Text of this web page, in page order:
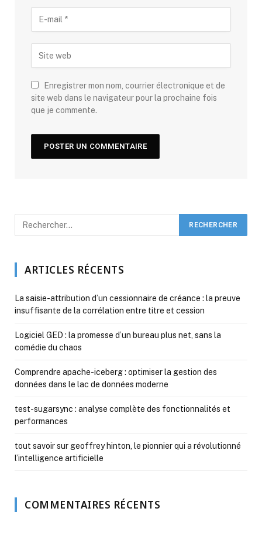
Enregistrer mon nom, courrier électronique et de
site web dans le navigateur pour la prochaine fois
que je commente.
ARTICLES RÉCENTS
La saisie-attribution d’un cessionnaire de créance : la preuve
insuffisante de la corrélation entre titre et cession
Logiciel GED : la promesse d’un bureau plus net, sans la
comédie du chaos
Comprendre apache-iceberg : optimiser la gestion des
données dans le lac de données moderne
test-sugarsync : analyse complète des fonctionnalités et
performances
tout savoir sur geoffrey hinton, le pionnier qui a révolutionné
l’intelligence artificielle
COMMENTAIRES RÉCENTS